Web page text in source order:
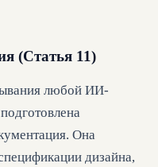
(Статья 11)
любой ИИ-
Она
дизайна,